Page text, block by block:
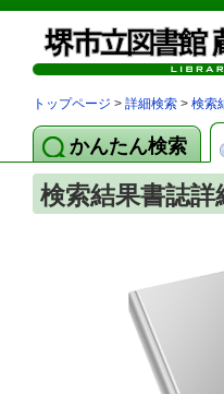
トップページ > 詳細検索 > 検索
かんたん検索
検索結果書誌詳